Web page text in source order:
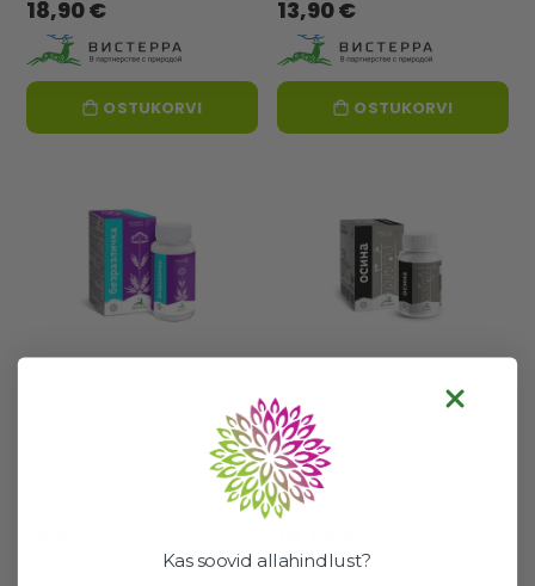
18,90 €
OSTUKORVI
13,90 €
OSTUKORVI
ekstrakt 110 g-Visterra
8 laos
Hea valik
Kas soovid allahindlust?